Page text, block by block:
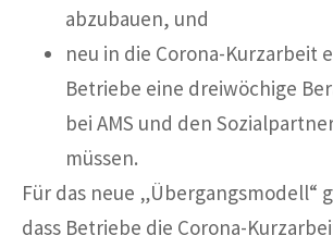
abzubauen, und
neu in die Corona-Kurzarbeit
Betriebe eine dreiwöchige
bei AMS und den
müssen.
Für das neue „Übergangsmodell“
dass Betriebe die Corona-